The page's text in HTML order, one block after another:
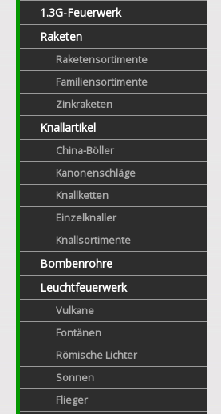
1.3G-Feuerwerk
Raketen
Raketensortimente
Familiensortimente
Zinkraketen
Knallartikel
China-Böller
Kanonenschläge
Knallketten
Einzelknaller
Knallsortimente
Bombenrohre
Leuchtfeuerwerk
Vulkane
Fontänen
Römische Lichter
Sonnen
Flieger